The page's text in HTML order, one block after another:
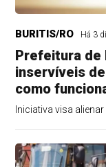
BURITIS/RO Há 3
Prefeitura de
inservíveis
como
Iniciativa visa